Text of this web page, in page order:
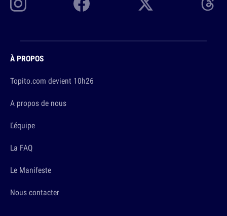
À PROPOS
Topito.com devient 10h26
A propos de nous
L'équipe
La FAQ
Le Manifeste
Nous contacter